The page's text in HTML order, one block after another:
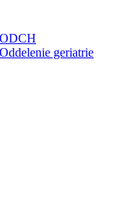
geriatrie